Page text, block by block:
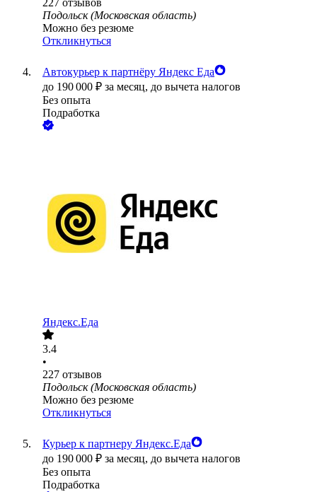
227 отзывов
Подольск (Московская область)
Можно без резюме
Откликнуться
Автокурьер к партнёру Яндекс Еда
до 190 000 ₽ за месяц, до вычета налогов
Без опыта
Подработка
Яндекс.Еда
3.4
•
227 отзывов
Подольск (Московская область)
Можно без резюме
Откликнуться
Курьер к партнеру Яндекс.Еда
до 190 000 ₽ за месяц, до вычета налогов
Без опыта
Подработка